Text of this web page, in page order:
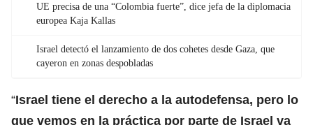
UE precisa de una “Colombia fuerte”, dice jefa de la diplomacia
europea Kaja Kallas
Israel detectó el lanzamiento de dos cohetes desde Gaza, que
cayeron en zonas despobladas
“Israel tiene el derecho a la autodefensa, pero lo
que vemos en la práctica por parte de Israel va